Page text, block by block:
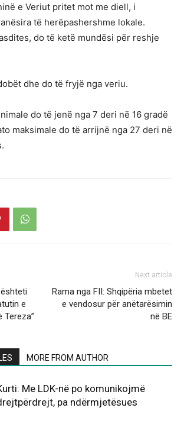
e Veriut pritet mot me diell, i
të herëpashershme lokale.
do të ketë mundësi për reshje
dhe do të fryjë nga veriu.
do të jenë nga 7 deri në 16 gradë
maksimale do të arrijnë nga 27 deri në
e
Tereza”
Next article
Rama nga FII: Shqipëria mbetet
e vendosur për anëtarësimin
në BE
MORE FROM AUTHOR
Me LDK-në po komunikojmë
pa ndërmjetësues